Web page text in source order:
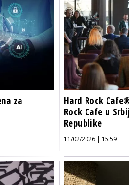
za
Hard Rock
Rock Cafe u
Republike
11/02/2026 | 15:59